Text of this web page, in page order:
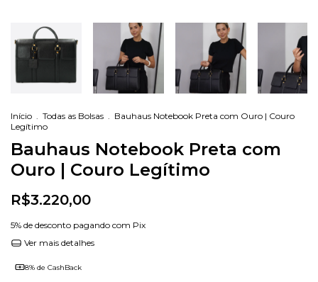
Início . Todas as Bolsas . Bauhaus Notebook Preta com Ouro | Couro
Legítimo
Bauhaus Notebook Preta com
Ouro | Couro Legítimo
R$3.220,00
5% de desconto pagando com Pix
Ver mais detalhes
8% de CashBack